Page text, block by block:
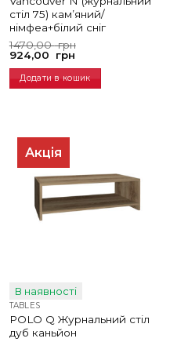
стіл 75) кам’яний/
німфеа+білий сніг
1470,00грн
Оригінальна
ціна:
1470,00
грн.
924,00 грн
Поточна
ціна:
924,00
грн.
Додати в кошик
Акція
В наявності
TABLES
POLO Q Журнальний стіл
дуб каньйон